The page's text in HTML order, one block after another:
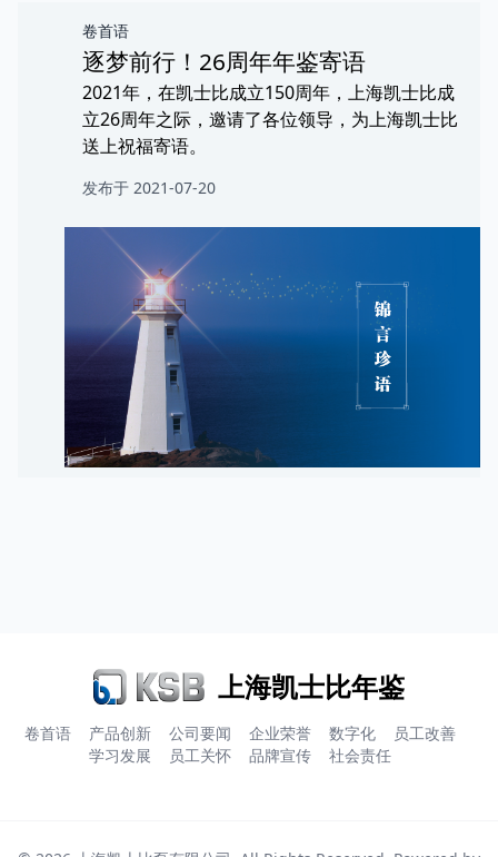
卷首语
逐梦前行！26周年年鉴寄语
2021年，在凯士比成立150周年，上海凯士比成
立26周年之际，邀请了各位领导，为上海凯士比
送上祝福寄语。
发布于 2021-07-20
上海凯士比年鉴
卷首语 产品创新 公司要闻 企业荣誉 数字化
员工改善
学习发展
员工关怀 品牌宣传 社会责任